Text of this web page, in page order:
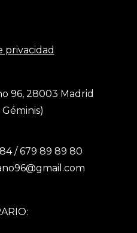
privacidad
96, 28003 Madrid
/ 679 89 89 80